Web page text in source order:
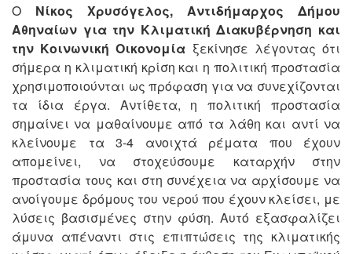
Ο Νίκος Χρυσόγελος, Αντιδήμαρχος Δήμου
Αθηναίων για την Κλιματική Διακυβέρνηση και
την Κοινωνική Οικονομία ξεκίνησε λέγοντας ότι
σήμερα η κλιματική κρίση και η πολιτική προστασία
χρησιμοποιούνται ως πρόφαση για να συνεχίζονται
τα ίδια έργα. Αντίθετα, η πολιτική προστασία
σημαίνει να μαθαίνουμε από τα λάθη και αντί να
κλείνουμε τα 3-4 ανοιχτά ρέματα που έχουν
απομείνει, να στοχεύσουμε καταρχήν στην
προστασία τους και στη συνέχεια να αρχίσουμε να
ανοίγουμε δρόμους του νερού που έχουν κλείσει, με
λύσεις βασισμένες στην φύση. Αυτό εξασφαλίζει
άμυνα απέναντι στις επιπτώσεις της κλιματικής